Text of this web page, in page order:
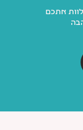
אתכם